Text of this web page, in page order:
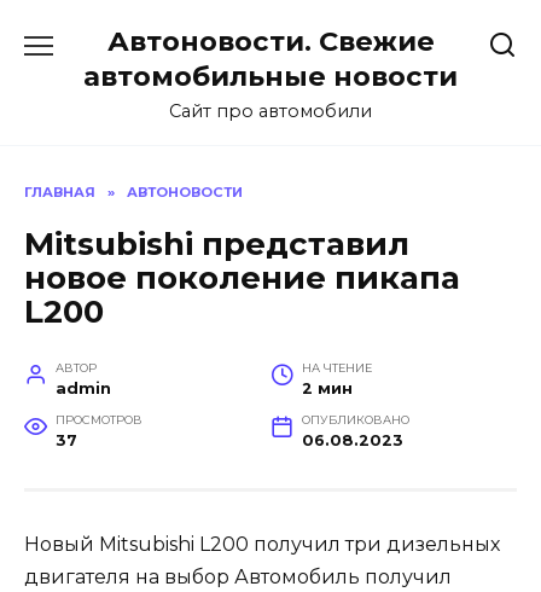
содержанию
Автоновости. Свежие
автомобильные новости
Сайт про автомобили
ГЛАВНАЯ » АВТОНОВОСТИ
Mitsubishi представил
новое поколение пикапа
L200
АВТОР
admin
НА ЧТЕНИЕ
2 мин
ПРОСМОТРОВ
37
ОПУБЛИКОВАНО
06.08.2023
Новый Mitsubishi L200 получил три дизельных
двигателя на выбор Автомобиль получил